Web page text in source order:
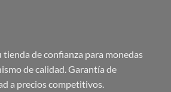
tienda de confianza para monedas
de calidad. Garantía de
a precios competitivos.